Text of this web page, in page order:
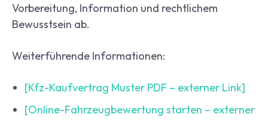
Vorbereitung, Information und rechtlichem
Bewusstsein ab.
Weiterführende Informationen:
[Kfz-Kaufvertrag Muster PDF – externer Link]
[Online-Fahrzeugbewertung starten – externer